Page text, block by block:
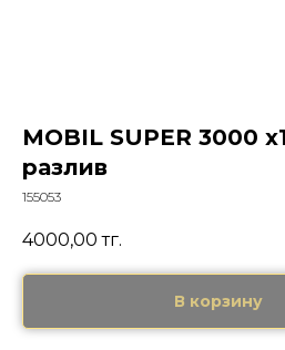
MOBIL SUPER 3000
разлив
155053
4000,00 тг.
В корзину